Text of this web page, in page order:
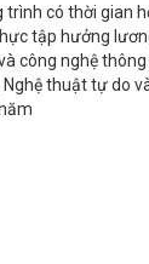
trình có thời gian
tập hưởng
công nghệ
thuật tự do